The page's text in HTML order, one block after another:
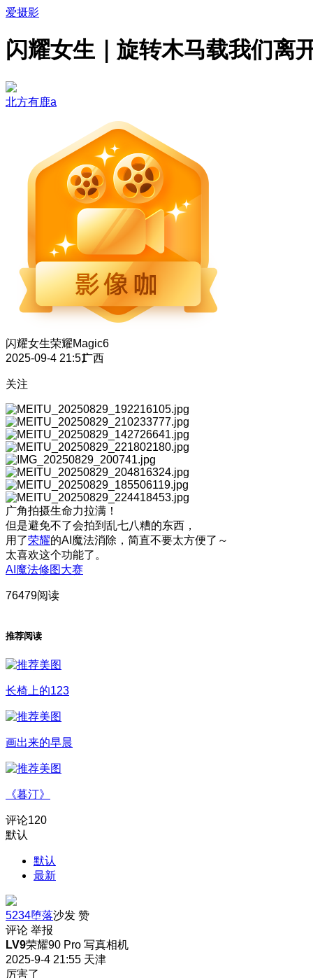
爱摄影
闪耀女生｜旋转木马载我们离
北方有鹿a
闪耀女生荣耀Magic6
2025-09-4 21:51广西
关注
广角拍摄生命力拉满！
但是避免不了会拍到乱七八糟的东西，
用了荣耀的AI魔法消除，简直不要太方便了～
太喜欢这个功能了。
AI魔法修图大赛
76479阅读
推荐阅读
长椅上的123
画出来的早晨
《暮汀》
评论120
默认
默认
最新
5234堕落沙发 赞
评论 举报
LV9荣耀90 Pro 写真相机
2025-9-4 21:55 天津
厉害了